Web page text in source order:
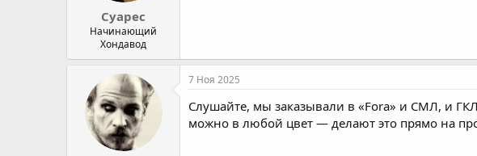
Суарес
Начинающий
Хондавод
7 Ноя 2025
Слушайте, мы заказывали в «Fora» и СМЛ, и
можно в любой цвет — делают это прямо на